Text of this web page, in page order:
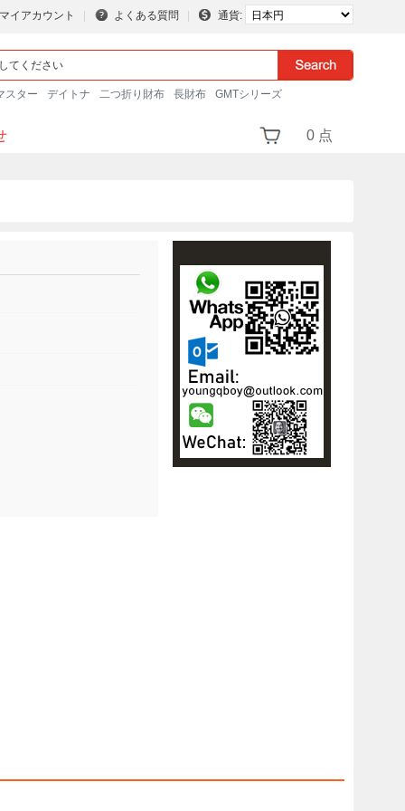
マイアカウント よくある質問 通貨:
スター デイトナ 二つ折り財布 長財布 GMTシリーズ
0 点